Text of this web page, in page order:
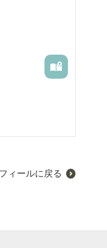
ィールに戻る